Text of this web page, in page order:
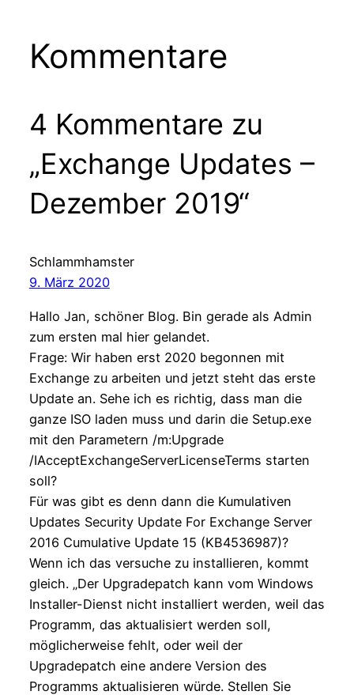
Kommentare
4 Kommentare zu
„Exchange Updates –
Dezember 2019“
Schlammhamster
9. März 2020
Hallo Jan, schöner Blog. Bin gerade als Admin
zum ersten mal hier gelandet.
Frage: Wir haben erst 2020 begonnen mit
Exchange zu arbeiten und jetzt steht das erste
Update an. Sehe ich es richtig, dass man die
ganze ISO laden muss und darin die Setup.exe
mit den Parametern /m:Upgrade
/IAcceptExchangeServerLicenseTerms starten
soll?
Für was gibt es denn dann die Kumulativen
Updates Security Update For Exchange Server
2016 Cumulative Update 15 (KB4536987)?
Wenn ich das versuche zu installieren, kommt
gleich. „Der Upgradepatch kann vom Windows
Installer-Dienst nicht installiert werden, weil das
Programm, das aktualisiert werden soll,
möglicherweise fehlt, oder weil der
Upgradepatch eine andere Version des
Programms aktualisieren würde. Stellen Sie